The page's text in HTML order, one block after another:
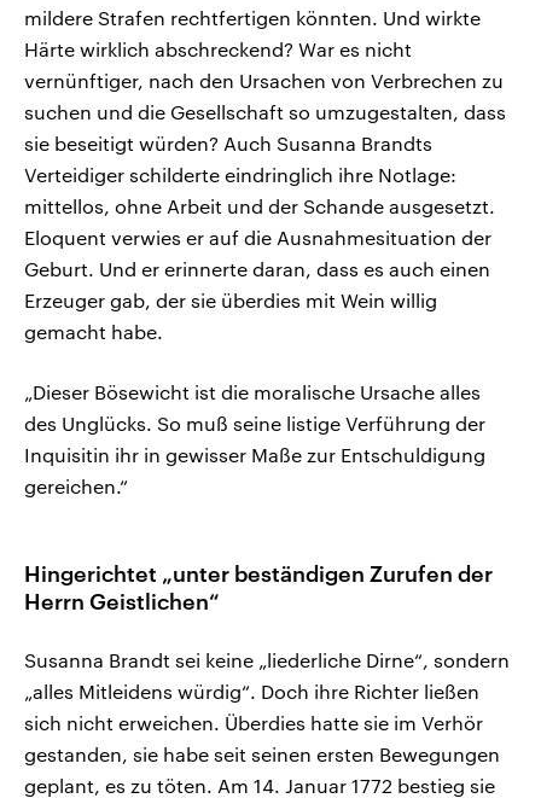
mildere Strafen rechtfertigen könnten. Und wirkte
Härte wirklich abschreckend? War es nicht
vernünftiger, nach den Ursachen von Verbrechen zu
suchen und die Gesellschaft so umzugestalten, dass
sie beseitigt würden? Auch Susanna Brandts
Verteidiger schilderte eindringlich ihre Notlage:
mittellos, ohne Arbeit und der Schande ausgesetzt.
Eloquent verwies er auf die Ausnahmesituation der
Geburt. Und er erinnerte daran, dass es auch einen
Erzeuger gab, der sie überdies mit Wein willig
gemacht habe.
„Dieser Bösewicht ist die moralische Ursache alles
des Unglücks. So muß seine listige Verführung der
Inquisitin ihr in gewisser Maße zur Entschuldigung
gereichen.“
Hingerichtet „unter beständigen Zurufen der
Herrn Geistlichen“
Susanna Brandt sei keine „liederliche Dirne“, sondern
„alles Mitleidens würdig“. Doch ihre Richter ließen
sich nicht erweichen. Überdies hatte sie im Verhör
gestanden, sie habe seit seinen ersten Bewegungen
geplant, es zu töten. Am 14. Januar 1772 bestieg sie